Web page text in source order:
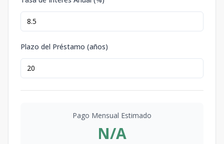
Plazo del Préstamo (años)
Pago Mensual Estimado
N/A